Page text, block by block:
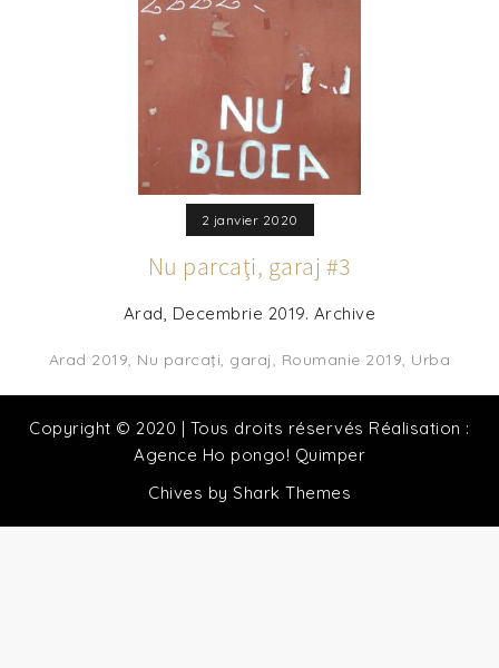
2 janvier 2020
Nu parcaţi, garaj #3
Arad, Decembrie 2019. Archive
Arad 2019, Nu parcaţi, garaj, Roumanie 2019, Urba
Copyright © 2020 | Tous droits réservés Réalisation :
Agence Ho pongo! Quimper
Chives by Shark Themes